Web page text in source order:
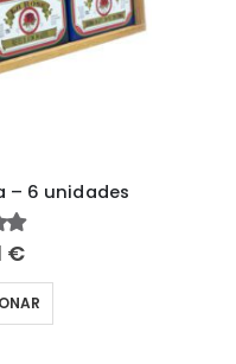
– 6 unidades
€